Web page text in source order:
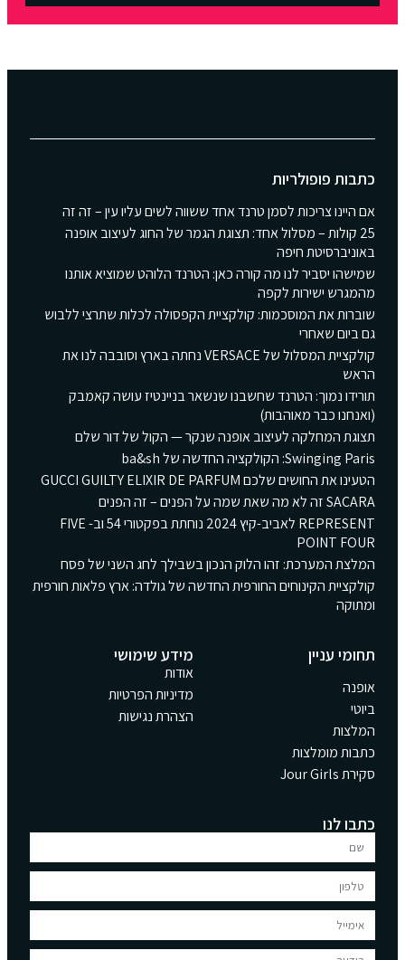
כתבות פופולריות
אם היינו צריכות לסמן טרנד אחד ששווה לשים עליו עין – זה זה
25 קולות – מסלול אחד: תצוגת הגמר של החוג לעיצוב אופנה
באוניברסיטת חיפה
שמישהו יסביר לנו מה קורה כאן: הטרנד הלוהט שמוציא אותנו
מהמגרש ישירות לקפה
שוברות את המוסכמות: קולקציית הקפסולה לכלות שתרצי ללבוש
גם ביום שאחרי
קולקציית המסלול של VERSACE נחתה בארץ וסובבה לנו את
הראש
תורידו נמוך: הטרנד שחשבנו שנשאר בניינטיז עושה קאמבק
(ואנחנו כבר מאוהבות)
תצוגת המחלקה לעיצוב אופנה שנקר — הקול של דור שלם
Swinging Paris: הקולקציה החדשה של ba&sh
הטעינו את החושים שלכם GUCCI GUILTY ELIXIR DE PARFUM
SACARA זה לא מה שאת שמה על הפנים – זה הפנים
REPRESENT לאביב-קיץ 2024 נוחתת בפקטורי 54 וב- FIVE
POINT FOUR
המלצת המערכת: זהו הלוק הנכון בשבילך לחג השני של פסח
קולקציית הקינוחים החורפית החדשה של גולדה: ארץ פלאות חורפית
ומתוקה
תחומי עניין
אופנה
ביוטי
המלצות
כתבות מומלצות
סקירת Jour Girls
מידע שימושי
אודות
מדיניות הפרטיות
הצהרת נגישות
כתבו לנו